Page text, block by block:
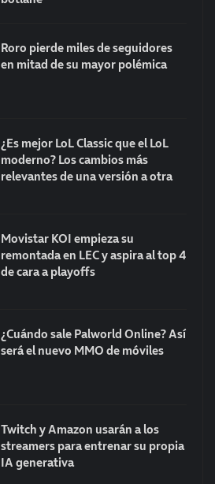
Roro pierde miles de seguidores
en mitad de su mayor polémica
¿Es mejor LoL Classic que el LoL
moderno? Los cambios más
relevantes de una versión a otra
Movistar KOI empieza su
remontada en LEC y aspira al top 4
de cara a playoffs
¿Cuándo sale Palworld Online? Así
será el nuevo MMO de móviles
Twitch y Amazon usarán a los
streamers para entrenar su propia
IA generativa